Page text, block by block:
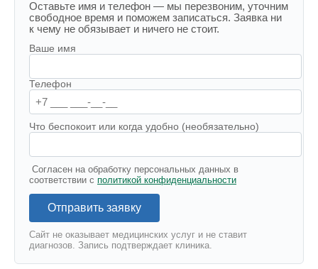
Оставьте имя и телефон — мы перезвоним, уточним
свободное время и поможем записаться. Заявка ни
к чему не обязывает и ничего не стоит.
Ваше имя
Телефон
Что беспокоит или когда удобно (необязательно)
Согласен на обработку персональных данных в
соответствии с политикой конфиденциальности
Отправить заявку
Сайт не оказывает медицинских услуг и не ставит
диагнозов. Запись подтверждает клиника.